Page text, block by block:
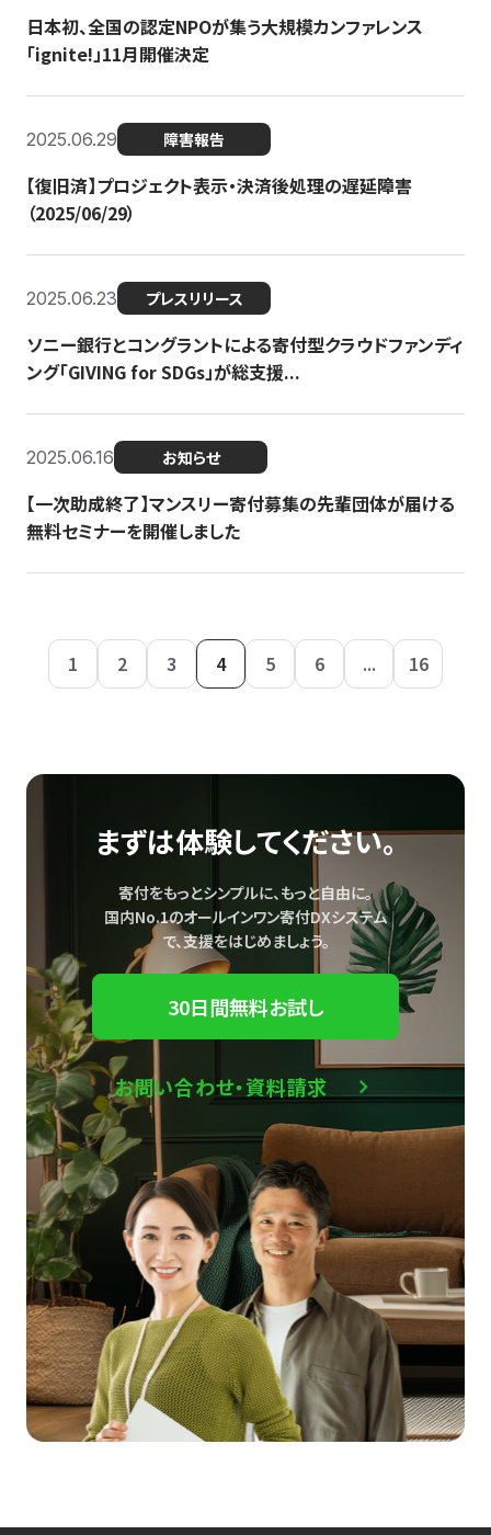
日本初、全国の認定NPOが集う大規模カンファレンス
「ignite!」11月開催決定
2025.06.29 障害報告
【復旧済】プロジェクト表示・決済後処理の遅延障害
（2025/06/29）
2025.06.23 プレスリリース
ソニー銀行とコングラントによる寄付型クラウドファンディ
ング「GIVING for SDGs」が総支援...
2025.06.16 お知らせ
【一次助成終了】マンスリー寄付募集の先輩団体が届ける
無料セミナーを開催しました
1 2 3 4 5 6 ... 16
まずは体験してください。
寄付をもっとシンプルに、もっと自由に。
国内No.1のオールインワン寄付DXシステム
で、支援をはじめましょう。
30日間無料お試し
お問い合わせ・資料請求